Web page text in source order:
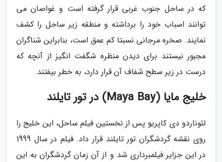
که در ساحل جنوب غربی قرار گرفته است و غواصان می
توانند اسباب خود را برداشته و منطقه زیر ساحل را کشف
نمایند. صخره مرجانی نسبتا کم عمق است، بنابراین شناگران
مجبور نیستند برای دیدن منظره شگفت انگیز از آنچه که
درست در زیر سطح شفاف آن قرار دارد، به خطر بیفتند.
خلیج مایا (Maya Bay) در تور تایلند
لئوناردو دی کاپریو پس از نخستین فیلم ساحل، این خلیج را
روی نقشه گردشگران تور تایلند قرار داد. فیلم در سال 1999
در این جزایر فیلمبرداری شد و از آن زمان گردشگران به این